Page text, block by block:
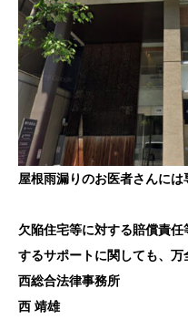
屋根雨漏りのお医者さんには
欠陥住宅等に対する賠償責
するサポートに関しても、万
西総合法律事務所
西 靖雄